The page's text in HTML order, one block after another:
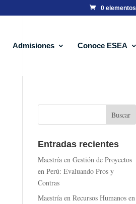
0 elementos
Admisiones Conoce ESEA
Entradas recientes
Maestría en Gestión de Proyectos
en Perú: Evaluando Pros y
Contras
Maestría en Recursos Humanos en